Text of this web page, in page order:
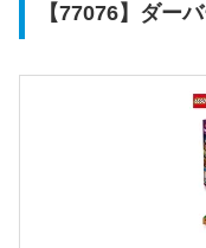
【77076】ダー